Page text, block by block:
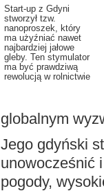
Start-up z Gdyni
stworzył tzw.
nanoproszek, który
ma użyźniać nawet
najbardziej jałowe
gleby. Ten stymulator
ma być prawdziwą
rewolucją w rolnictwie
globalnym
Jego gdyński
unowocześnić
pogody,